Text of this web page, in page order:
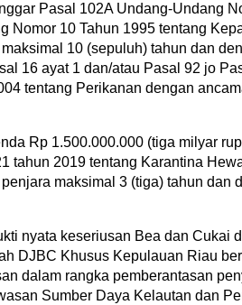
Pasal 102A Undang-Undang
Nomor 10 Tahun 1995 tentang
10 (sepuluh) tahun dan
16 ayat 1 dan/atau Pasal 92 jo
tentang Perikanan dengan
Rp 1.500.000.000 (tiga milyar
tahun 2019 tentang Karantina
maksimal 3 (tiga) tahun dan
nyata keseriusan Bea dan Cukai
DJBC Khusus Kepulauan Riau
dalam rangka pemberantasan
Sumber Daya Kelautan dan